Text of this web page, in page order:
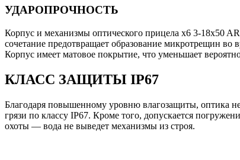
УДАРОПРОЧНОСТЬ
Корпус и механизмы оптического прицела x6 3-18x50
сочетание предотвращает образование микротрещин во
Корпус имеет матовое покрытие, что уменьшает
КЛАСС ЗАЩИТЫ IP67
Благодаря повышенному уровню влагозащиты, оптика
грязи по классу IP67. Кроме того, допускается
охоты — вода не выведет механизмы из строя.